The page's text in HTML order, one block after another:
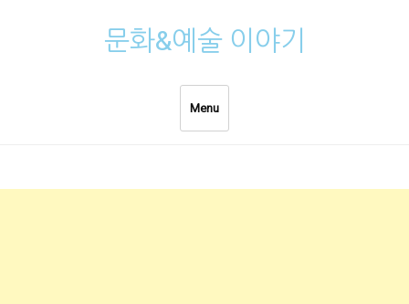
문화&예술 이야기
Menu